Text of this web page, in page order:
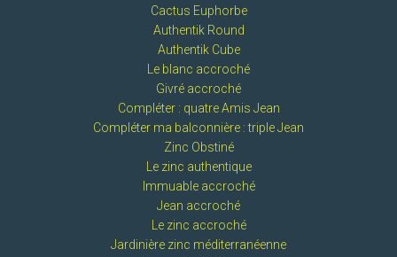
Cactus Euphorbe
Authentik Round
Authentik Cube
Le blanc accroché
Givré accroché
Compléter : quatre Amis Jean
Compléter ma balconnière : triple Jean
Zinc Obstiné
Le zinc authentique
Immuable accroché
Jean accroché
Le zinc accroché
Jardinière zinc méditerranéenne